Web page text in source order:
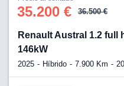
35.200 € 36.500 €
Renault Austral 1.2 full
146kW
2025 Híbrido 7.900 Km